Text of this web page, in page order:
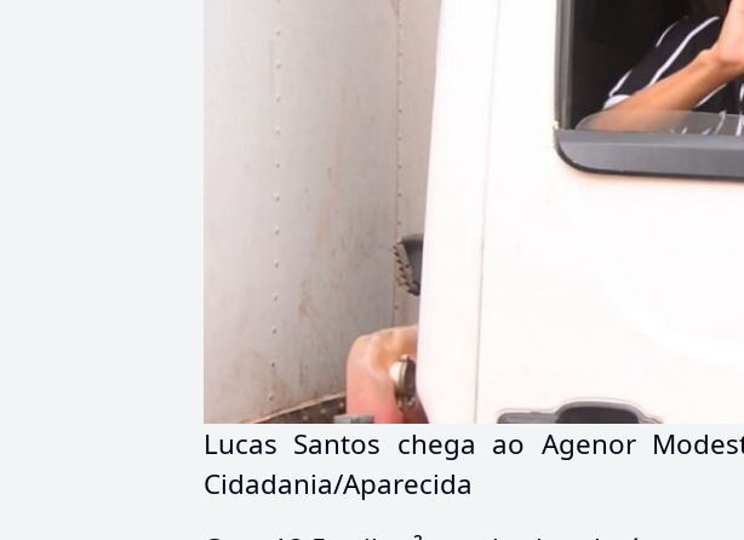
Lucas Santos chega ao Agenor
Cidadania/Aparecida